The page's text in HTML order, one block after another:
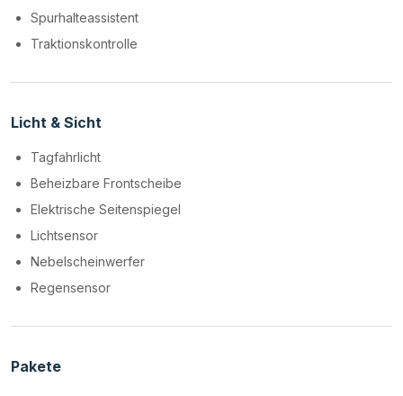
Spurhalteassistent
Traktionskontrolle
Licht & Sicht
Tagfahrlicht
Beheizbare Frontscheibe
Elektrische Seitenspiegel
Lichtsensor
Nebelscheinwerfer
Regensensor
Pakete